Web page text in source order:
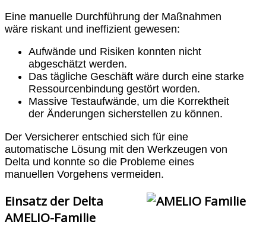
Eine manuelle Durchführung der Maßnahmen
wäre riskant und ineffizient gewesen:
Aufwände und Risiken konnten nicht
abgeschätzt werden.
Das tägliche Geschäft wäre durch eine starke
Ressourcenbindung gestört worden.
Massive Testaufwände, um die Korrektheit
der Änderungen sicherstellen zu können.
Der Versicherer entschied sich für eine
automatische Lösung mit den Werkzeugen von
Delta und konnte so die Probleme eines
manuellen Vorgehens vermeiden.
Einsatz der Delta
AMELIO-Familie